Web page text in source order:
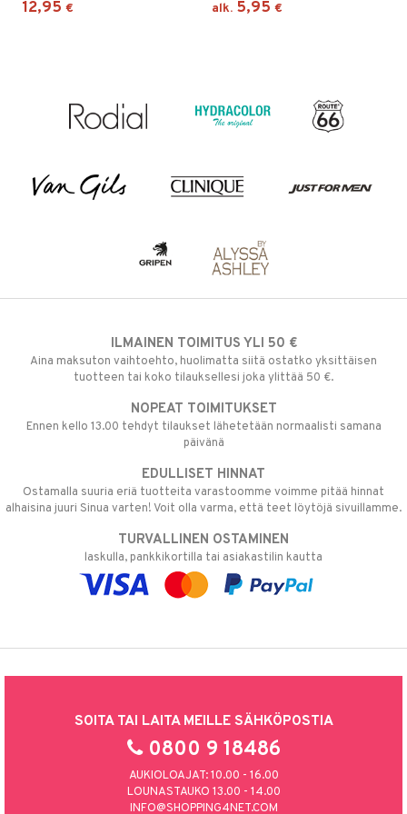
12,95 € alk. 5,95 €
ILMAINEN TOIMITUS YLI 50 €
Aina maksuton vaihtoehto, huolimatta siitä ostatko yksittäisen
tuotteen tai koko tilauksellesi joka ylittää 50 €.
NOPEAT TOIMITUKSET
Ennen kello 13.00 tehdyt tilaukset lähetetään normaalisti samana
päivänä
EDULLISET HINNAT
Ostamalla suuria eriä tuotteita varastoomme voimme pitää hinnat
alhaisina juuri Sinua varten! Voit olla varma, että teet löytöjä sivuillamme.
TURVALLINEN OSTAMINEN
laskulla, pankkikortilla tai asiakastilin kautta
SOITA TAI LAITA MEILLE SÄHKÖPOSTIA
0800 9 18486
AUKIOLOAJAT: 10.00 - 16.00
LOUNASTAUKO 13.00 - 14.00
INFO@SHOPPING4NET.COM